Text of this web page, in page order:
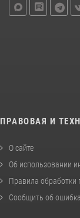
ПРАВОВАЯ И
О сайте
Об использовании
Правила обработки
Сообщить об